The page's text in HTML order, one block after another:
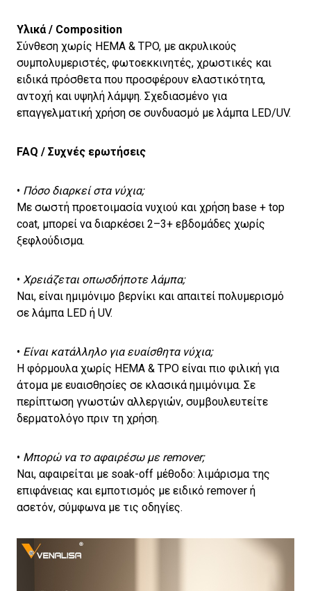
Υλικά / Composition
Σύνθεση χωρίς HEMA & TPO, με ακρυλικούς
συμπολυμεριστές, φωτοεκκινητές, χρωστικές και
ειδικά πρόσθετα που προσφέρουν ελαστικότητα,
αντοχή και υψηλή λάμψη. Σχεδιασμένο για
επαγγελματική χρήση σε συνδυασμό με λάμπα LED/UV.
FAQ / Συχνές ερωτήσεις
• Πόσο διαρκεί στα νύχια;
Με σωστή προετοιμασία νυχιού και χρήση base + top
coat, μπορεί να διαρκέσει 2–3+ εβδομάδες χωρίς
ξεφλούδισμα.
• Χρειάζεται οπωσδήποτε λάμπα;
Ναι, είναι ημιμόνιμο βερνίκι και απαιτεί πολυμερισμό
σε λάμπα LED ή UV.
• Είναι κατάλληλο για ευαίσθητα νύχια;
Η φόρμουλα χωρίς HEMA & TPO είναι πιο φιλική για
άτομα με ευαισθησίες σε κλασικά ημιμόνιμα. Σε
περίπτωση γνωστών αλλεργιών, συμβουλευτείτε
δερματολόγο πριν τη χρήση.
• Μπορώ να το αφαιρέσω με remover;
Ναι, αφαιρείται με soak-off μέθοδο: λιμάρισμα της
επιφάνειας και εμποτισμός με ειδικό remover ή
ασετόν, σύμφωνα με τις οδηγίες.